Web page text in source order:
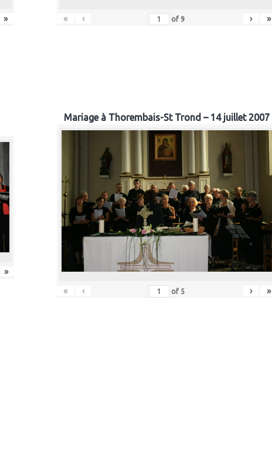
» « ‹ of 9 › »
»
Mariage à Thorembais-St Trond – 14 juillet 2007
« ‹ of 5 › »